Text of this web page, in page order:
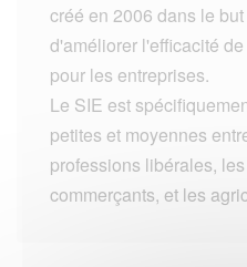
créé en 2006 dans le
d'améliorer l'efficacité
pour les entreprises.
Le SIE est
petites et moyennes
professions libérales,
commerçants, et les